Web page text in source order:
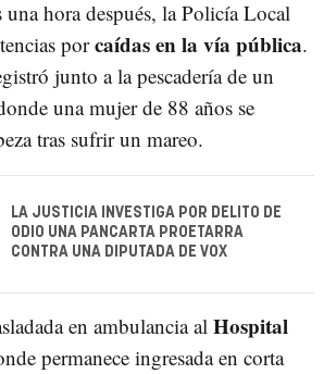
una hora después, la Policía Local
porcaídas en la vía pública.
junto a la pescadería de un
una mujer de 88 años se
tras sufrir un mareo.
LA JUSTICIA INVESTIGA POR DELITO DE
ODIO UNA PANCARTA PROETARRA
CONTRA UNA DIPUTADA DE VOX
en ambulancia al Hospital
permanece ingresada en corta